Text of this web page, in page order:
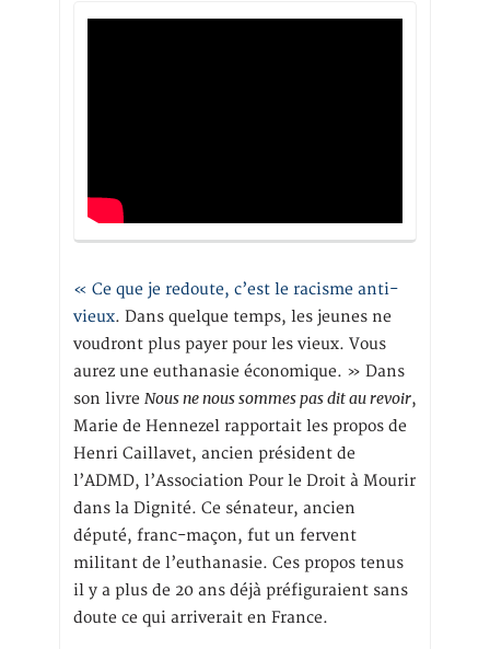
« Ce que je redoute, c’est le racisme anti-
vieux. Dans quelque temps, les jeunes ne
voudront plus payer pour les vieux. Vous
aurez une euthanasie économique. » Dans
son livre Nous ne nous sommes pas dit au revoir,
Marie de Hennezel rapportait les propos de
Henri Caillavet, ancien président de
l’ADMD, l’Association Pour le Droit à Mourir
dans la Dignité. Ce sénateur, ancien
député, franc-maçon, fut un fervent
militant de l’euthanasie. Ces propos tenus
il y a plus de 20 ans déjà préfiguraient sans
doute ce qui arriverait en France.